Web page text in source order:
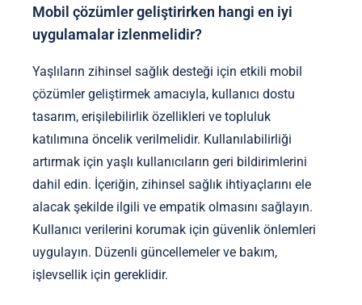
Mobil çözümler geliştirirken hangi en iyi
uygulamalar izlenmelidir?
Yaşlıların zihinsel sağlık desteği için etkili mobil
çözümler geliştirmek amacıyla, kullanıcı dostu
tasarım, erişilebilirlik özellikleri ve topluluk
katılımına öncelik verilmelidir. Kullanılabilirliği
artırmak için yaşlı kullanıcıların geri bildirimlerini
dahil edin. İçeriğin, zihinsel sağlık ihtiyaçlarını ele
alacak şekilde ilgili ve empatik olmasını sağlayın.
Kullanıcı verilerini korumak için güvenlik önlemleri
uygulayın. Düzenli güncellemeler ve bakım,
işlevsellik için gereklidir.